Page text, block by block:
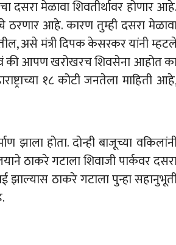
दसरा मेळावा शिवतीर्थावर होणार
ठरणार आहे. कारण तुम्ही दसरा
असे मंत्री दिपक केसरकर यांनी
की आपण खरोखरच शिवसेना आहोत
१८ कोटी जनतेला माहिती
झाला होता. दोन्ही बाजूच्या
ठाकरे गटाला शिवाजी पार्कवर
झाल्यास ठाकरे गटाला पुन्हा